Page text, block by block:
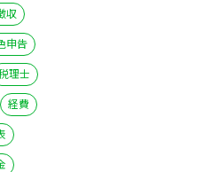
収
申告
理士
経費